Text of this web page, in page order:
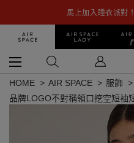
馬上加入睡衣派對
HOME AIR SPACE 服飾
品牌LOGO不對稱領口挖空短袖